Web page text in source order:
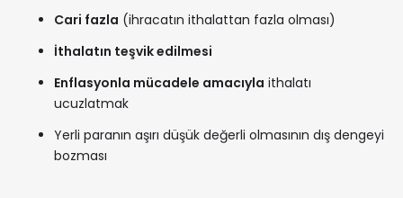
Cari fazla (ihracatın ithalattan fazla olması)
İthalatın teşvik edilmesi
Enflasyonla mücadele amacıyla ithalatı
ucuzlatmak
Yerli paranın aşırı düşük değerli olmasının dış dengeyi
bozması